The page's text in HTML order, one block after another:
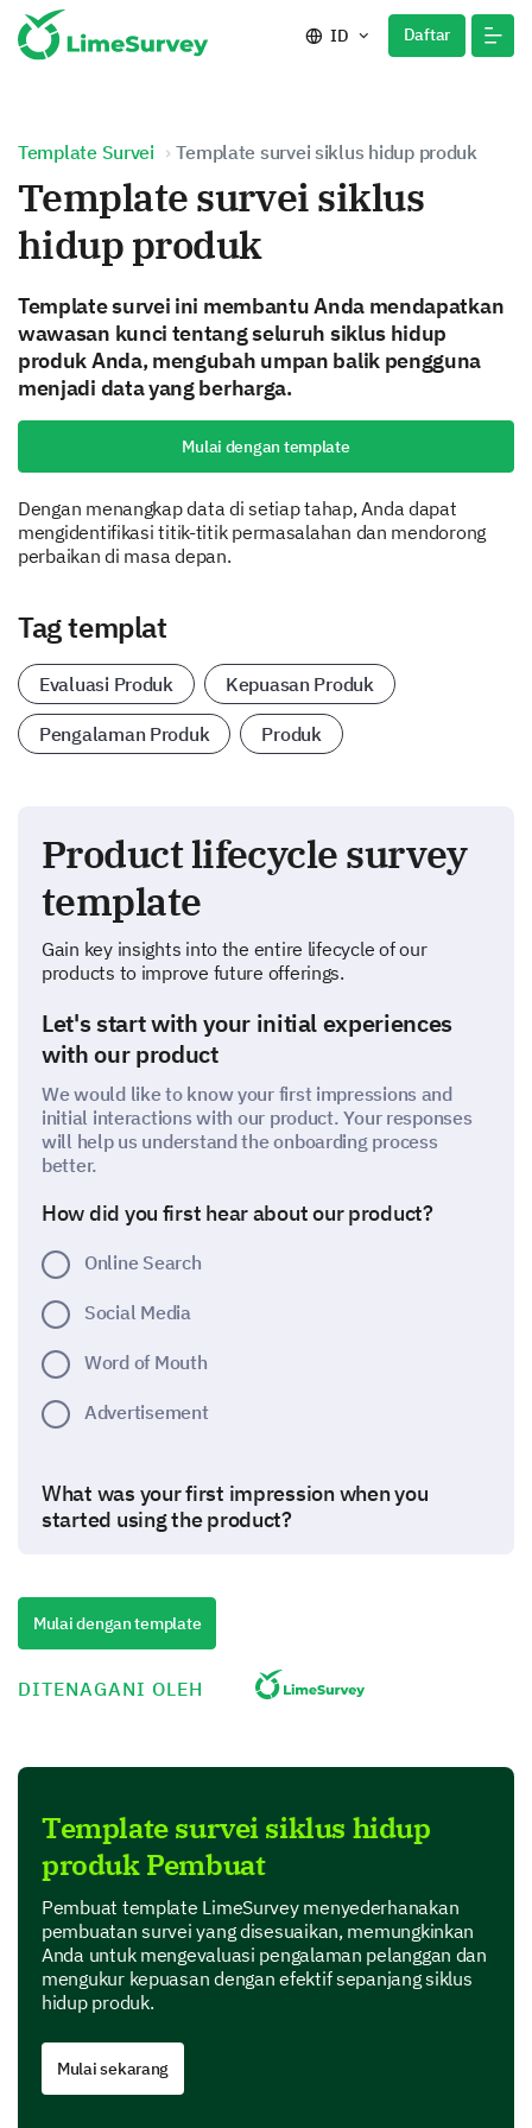
ID Daftar
Template Survei Template survei siklus hidup produk
Template survei siklus
hidup produk
Template survei ini membantu Anda mendapatkan
wawasan kunci tentang seluruh siklus hidup
produk Anda, mengubah umpan balik pengguna
menjadi data yang berharga.
Mulai dengan template
Dengan menangkap data di setiap tahap, Anda dapat
mengidentifikasi titik-titik permasalahan dan mendorong
perbaikan di masa depan.
Tag templat
Evaluasi Produk Kepuasan Produk
Pengalaman Produk Produk
Product lifecycle survey
template
Gain key insights into the entire lifecycle of our
products to improve future offerings.
Let's start with your initial experiences
with our product
We would like to know your first impressions and
initial interactions with our product. Your responses
will help us understand the onboarding process
better.
How did you first hear about our product?
Online Search
Social Media
Word of Mouth
Advertisement
What was your first impression when you
started using the product?
Positive
Very Negative
Rate your initial satisfaction with the product
on a scale of 1 to 5.
1 2 3 4 5
Can you describe any initial challenges you
faced while using the product?
Mulai dengan template
DITENAGANI OLEH
Template survei siklus hidup
produk Pembuat
Pembuat template LimeSurvey menyederhanakan
pembuatan survei yang disesuaikan, memungkinkan
Anda untuk mengevaluasi pengalaman pelanggan dan
mengukur kepuasan dengan efektif sepanjang siklus
hidup produk.
Mulai sekarang